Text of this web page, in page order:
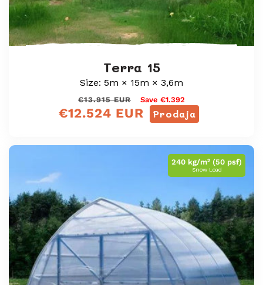
Terra 15
Size: 5m × 15m × 3,6m
Redna
cena
€13.915 EUR Save €1.392
Prodaja
Prodajna
cena
€12.524 EUR
240 kg/m² (50 psf)
Snow Load